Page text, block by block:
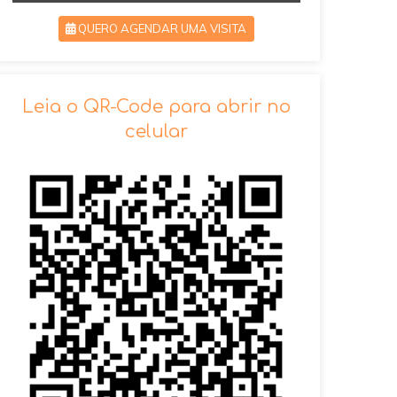
QUERO AGENDAR UMA VISITA
VOLTAR
Leia o QR-Code para abrir no
celular